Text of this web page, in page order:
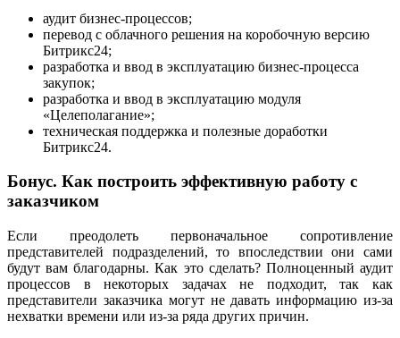
аудит бизнес-процессов;
перевод с облачного решения на коробочную версию
Битрикс24;
разработка и ввод в эксплуатацию бизнес-процесса
закупок;
разработка и ввод в эксплуатацию модуля
«Целеполагание»;
техническая поддержка и полезные доработки
Битрикс24.
Бонус. Как построить эффективную работу с
заказчиком
Если преодолеть первоначальное сопротивление
представителей подразделений, то впоследствии они сами
будут вам благодарны. Как это сделать? Полноценный аудит
процессов в некоторых задачах не подходит, так как
представители заказчика могут не давать информацию из-за
нехватки времени или из-за ряда других причин.